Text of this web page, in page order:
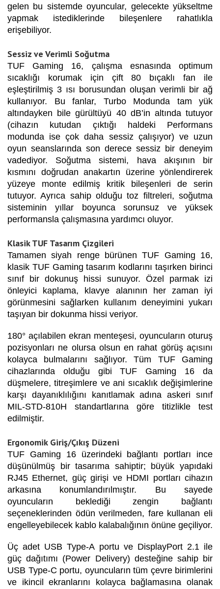
gelen bu sistemde oyuncular, gelecekte yükseltme
yapmak istediklerinde bileşenlere rahatlıkla
erişebiliyor.
Sessiz ve Verimli Soğutma
TUF Gaming 16, çalışma esnasında optimum
sıcaklığı korumak için çift 80 bıçaklı fan ile
eşleştirilmiş 3 ısı borusundan oluşan verimli bir ağ
kullanıyor. Bu fanlar, Turbo Modunda tam yük
altındayken bile gürültüyü 40 dB’in altında tutuyor
(cihazın kutudan çıktığı haldeki Performans
modunda ise çok daha sessiz çalışıyor) ve uzun
oyun seanslarında son derece sessiz bir deneyim
vadediyor. Soğutma sistemi, hava akışının bir
kısmını doğrudan anakartın üzerine yönlendirerek
yüzeye monte edilmiş kritik bileşenleri de serin
tutuyor. Ayrıca sahip olduğu toz filtreleri, soğutma
sisteminin yıllar boyunca sorunsuz ve yüksek
performansla çalışmasına yardımcı oluyor.
Klasik TUF Tasarım Çizgileri
Tamamen siyah renge bürünen TUF Gaming 16,
klasik TUF Gaming tasarım kodlarını taşırken birinci
sınıf bir dokunuş hissi sunuyor. Özel parmak izi
önleyici kaplama, klavye alanının her zaman iyi
görünmesini sağlarken kullanım deneyimini yukarı
taşıyan bir dokunma hissi veriyor.
180° açılabilen ekran menteşesi, oyuncuların oturuş
pozisyonları ne olursa olsun en rahat görüş açısını
kolayca bulmalarını sağlıyor. Tüm TUF Gaming
cihazlarında olduğu gibi TUF Gaming 16 da
düşmelere, titreşimlere ve ani sıcaklık değişimlerine
karşı dayanıklılığını kanıtlamak adına askeri sınıf
MIL-STD-810H standartlarına göre titizlikle test
edilmiştir.
Ergonomik Giriş/Çıkış Düzeni
TUF Gaming 16 üzerindeki bağlantı portları ince
düşünülmüş bir tasarıma sahiptir; büyük yapıdaki
RJ45 Ethernet, güç girişi ve HDMI portları cihazın
arkasına konumlandırılmıştır. Bu sayede
oyuncuların beklediği zengin bağlantı
seçeneklerinden ödün verilmeden, fare kullanan eli
engelleyebilecek kablo kalabalığının önüne geçiliyor.
Üç adet USB Type-A portu ve DisplayPort 2.1 ile
güç dağıtımı (Power Delivery) desteğine sahip bir
USB Type-C portu, oyuncuların tüm çevre birimlerini
ve ikincil ekranlarını kolayca bağlamasına olanak